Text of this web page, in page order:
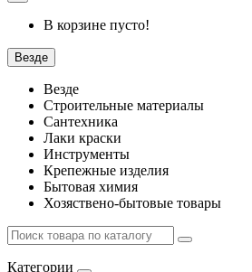
В корзине пусто!
Везде
Везде
Строительные материалы
Сантехника
Лаки краски
Инструменты
Крепежные изделия
Бытовая химия
Хозяствено-бытовые товары
Категории